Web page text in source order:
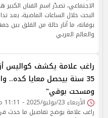
الاجتماعي، تصدّر اسم الفنان
البحث خلال الساعات الماضية، بعد
بوفاته، ما أثار حالة من القلق
والعالم العربي
راغب علامة يكشف كواليس
35 سنة بيحصل معايا كده..
ومسحت بوقي"
الأربعاء 23/يوليو/2025 - 11:11 م
راغب علامة يوضح تفاصيل ما حدث